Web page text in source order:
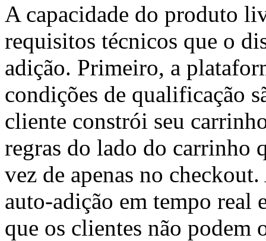
A capacidade do produto
requisitos técnicos que o
adição. Primeiro, a
condições de qualificação
cliente constrói seu
regras do lado do carrinho
vez de apenas no
auto-adição em tempo real
que os clientes não podem